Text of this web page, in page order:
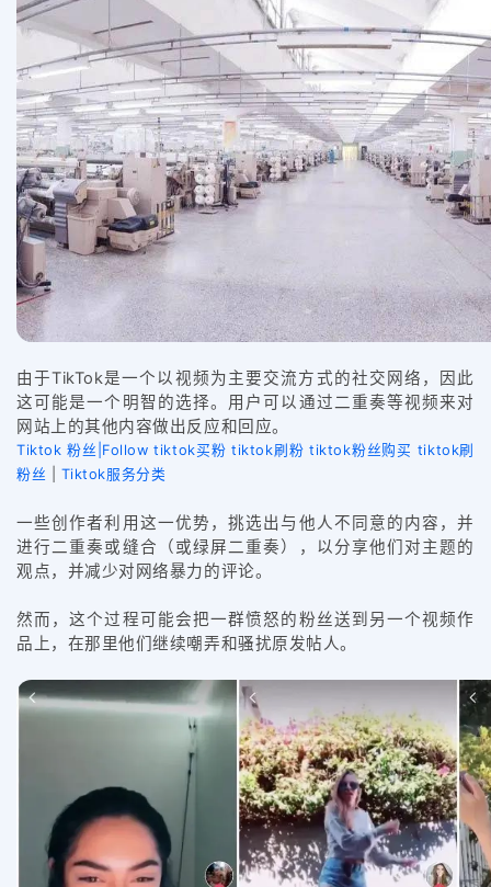
由于TikTok是一个以视频为主要交流方式的社交网络，因此
这可能是一个明智的选择。用户可以通过二重奏等视频来对
网站上的其他内容做出反应和回应。
Tiktok 粉丝|Follow tiktok买粉 tiktok刷粉 tiktok粉丝购买 tiktok刷
粉丝
Tiktok服务分类
一些创作者利用这一优势，挑选出与他人不同意的内容，并
进行二重奏或缝合（或绿屏二重奏），以分享他们对主题的
观点，并减少对网络暴力的评论。
然而，这个过程可能会把一群愤怒的粉丝送到另一个视频作
品上，在那里他们继续嘲弄和骚扰原发帖人。